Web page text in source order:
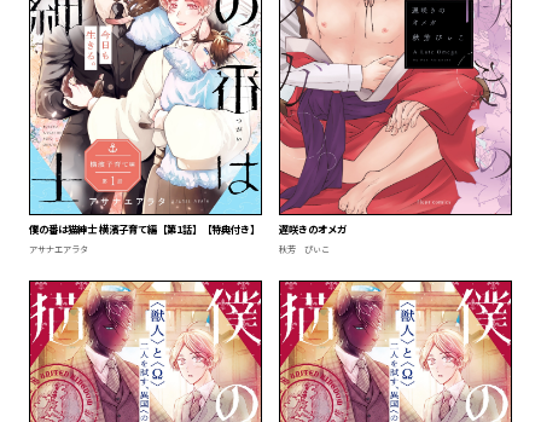
僕の番は猫紳士 横濱子育て編【第1話】【特典付き】
アサナエアラタ
遅咲きのオメガ
秋芳 ぴぃこ